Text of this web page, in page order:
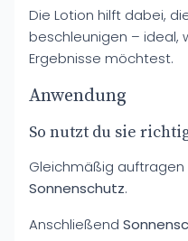
Die Lotion hilft dabei,
beschleunigen – ideal,
Ergebnisse möchtest.
Anwendung
So nutzt du sie
Gleichmäßig auftragen
Sonnenschutz.
Anschließend